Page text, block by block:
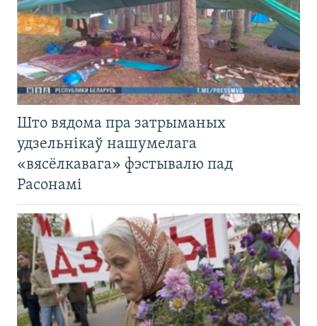
Што вядома пра затрыманых
удзельнікаў нашумелага
«вясёлкавага» фэстывалю пад
Расонамі